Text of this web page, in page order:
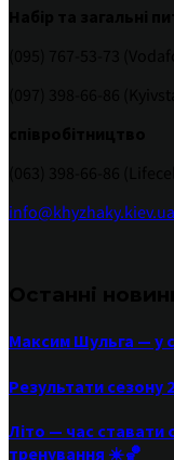
info@khyzhaky.kiev.ua
Максим Шульга — у
Результати сезону
Літо — час
тренування ☀️🏀